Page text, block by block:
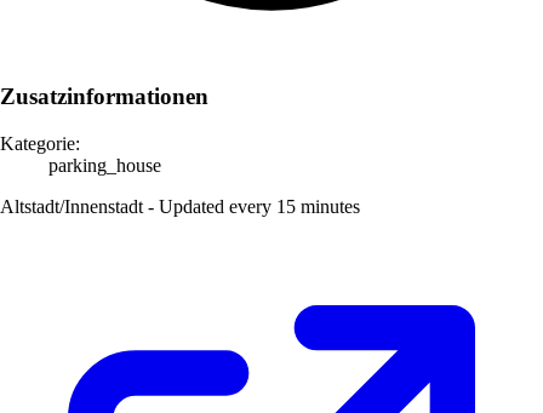
Zusatzinformationen
Kategorie:
parking_house
Altstadt/Innenstadt - Updated every 15 minutes